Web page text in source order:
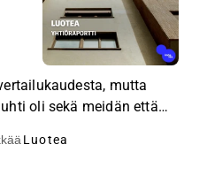
mutta
oli sekä meidän että
Luotea